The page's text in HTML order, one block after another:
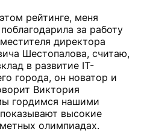
рейтинге, меня
за работу
директора
Шестопалова, считаю,
в развитие IT-
города, он новатор и
Виктория
гордимся нашими
высокие
олимпиадах.